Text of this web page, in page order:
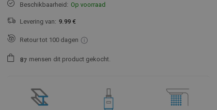
Beschikbaarheid: Op voorraad
Levering van: 9.99 €
Retour tot 100 dagen
87 mensen dit product gekocht.